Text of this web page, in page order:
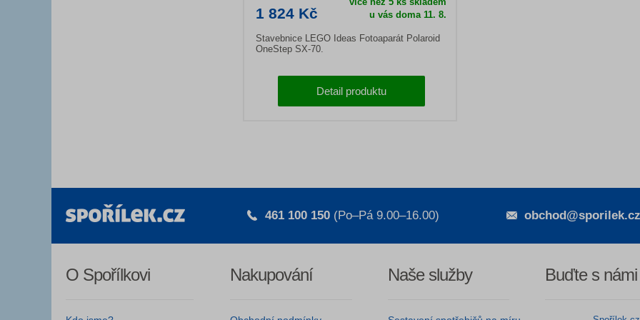
1 824 Kč
u vás doma 11. 8.
Stavebnice LEGO Ideas Fotoaparát Polaroid
OneStep SX-70.
Detail produktu
461 100 150 (Po–Pá 9.00–16.00) obchod@sporilek.cz
O Spořílkovi Nakupování Naše služby Buďte s námi